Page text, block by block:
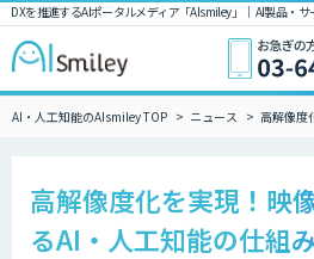
DXを推進するAIポータルメディア「AIsmiley」｜ AI製品・
AI・人工知能のAIsmiley TOP ニュース 高解像度
高解像度化を実現！映
るAI・人工知能の仕組